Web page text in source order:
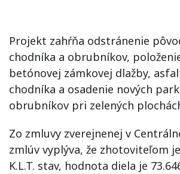
Projekt zahŕňa odstránenie
chodníka a obrubníkov,
betónovej zámkovej dlažby,
chodníka a osadenie nových
obrubníkov pri zelených
Zo zmluvy zverejnenej v
zmlúv vyplýva, že zhotoviteľom
K.L.T. stav, hodnota diela je